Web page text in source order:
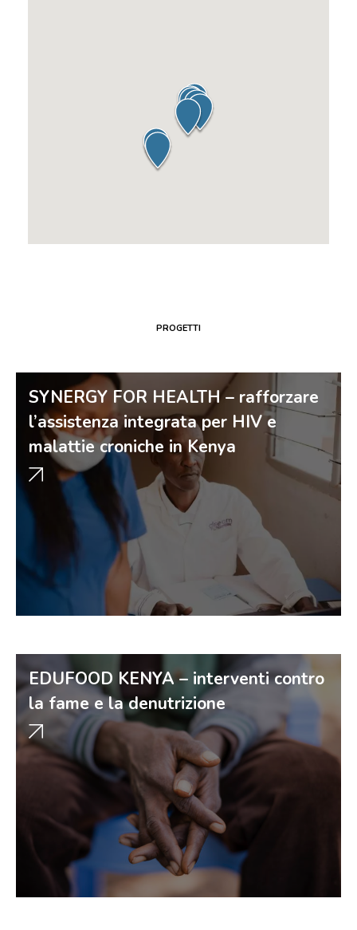
PROGETTI
SYNERGY FOR HEALTH – rafforzare
l’assistenza integrata per HIV e
malattie croniche in Kenya
EDUFOOD KENYA – interventi contro
la fame e la denutrizione